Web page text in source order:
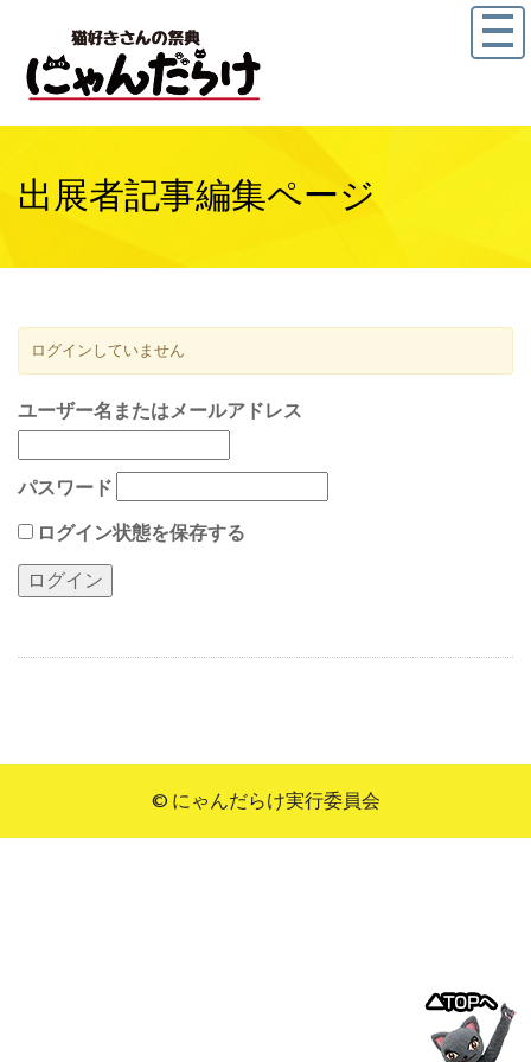
出展者記事編集ページ
ログインしていません
ユーザー名またはメールアドレス
パスワード
ログイン状態を保存する
© にゃんだらけ実行委員会